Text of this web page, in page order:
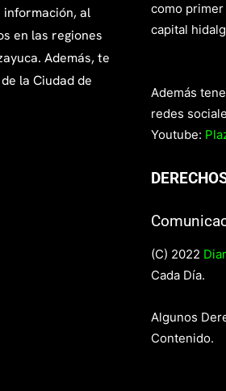
información, al
en las regiones
Además, te
la Ciudad de
como
capital
Además
redes
Youtube:
(C) 2022
Cada Día.
Algunos
Contenido.